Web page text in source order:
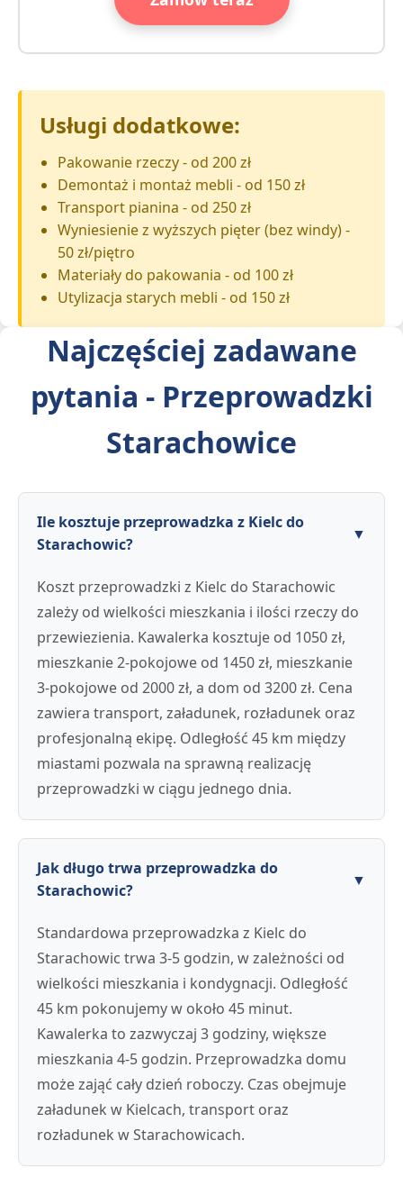
Usługi dodatkowe:
Pakowanie rzeczy - od 200 zł
Demontaż i montaż mebli - od 150 zł
Transport pianina - od 250 zł
Wyniesienie z wyższych pięter (bez windy) -
50 zł/piętro
Materiały do pakowania - od 100 zł
Utylizacja starych mebli - od 150 zł
Najczęściej zadawane
pytania - Przeprowadzki
Starachowice
Ile kosztuje przeprowadzka z Kielc do
Starachowic?
▼
Koszt przeprowadzki z Kielc do Starachowic
zależy od wielkości mieszkania i ilości rzeczy do
przewiezienia. Kawalerka kosztuje od 1050 zł,
mieszkanie 2-pokojowe od 1450 zł, mieszkanie
3-pokojowe od 2000 zł, a dom od 3200 zł. Cena
zawiera transport, załadunek, rozładunek oraz
profesjonalną ekipę. Odległość 45 km między
miastami pozwala na sprawną realizację
przeprowadzki w ciągu jednego dnia.
Jak długo trwa przeprowadzka do
Starachowic?
▼
Standardowa przeprowadzka z Kielc do
Starachowic trwa 3-5 godzin, w zależności od
wielkości mieszkania i kondygnacji. Odległość
45 km pokonujemy w około 45 minut.
Kawalerka to zazwyczaj 3 godziny, większe
mieszkania 4-5 godzin. Przeprowadzka domu
może zająć cały dzień roboczy. Czas obejmuje
załadunek w Kielcach, transport oraz
rozładunek w Starachowicach.